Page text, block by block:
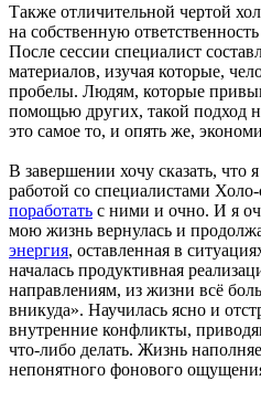
Также отличительной чертой
на собственную
После сессии специалист
материалов, изучая которые,
пробелы. Людям, которые
помощью других, такой подход
это самое то, и опять же,
В завершении хочу сказать, что
работой со специалистами
поработать с ними и очно. И я
мою жизнь вернулась и
энергия, оставленная в
началась продуктивная
направлениям, из жизни всё
вникуда». Научилась ясно и
внутренние конфликты,
что-либо делать. Жизнь
непонятного фонового